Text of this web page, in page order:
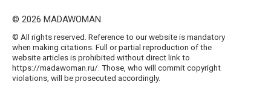
© 2026 MADAWOMAN
© All rights reserved. Reference to our website is mandatory
when making citations. Full or partial reproduction of the
website articles is prohibited without direct link to
https://madawoman.ru/. Those, who will commit copyright
violations, will be prosecuted accordingly.